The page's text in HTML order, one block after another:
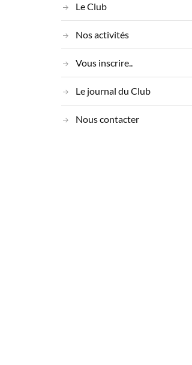
Le Club
Nos activités
Vous inscrire..
Le journal du Club
Nous contacter